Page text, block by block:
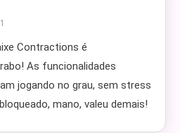
Contractions é
As funcionalidades
jogando no grau, sem stress
mano, valeu demais!